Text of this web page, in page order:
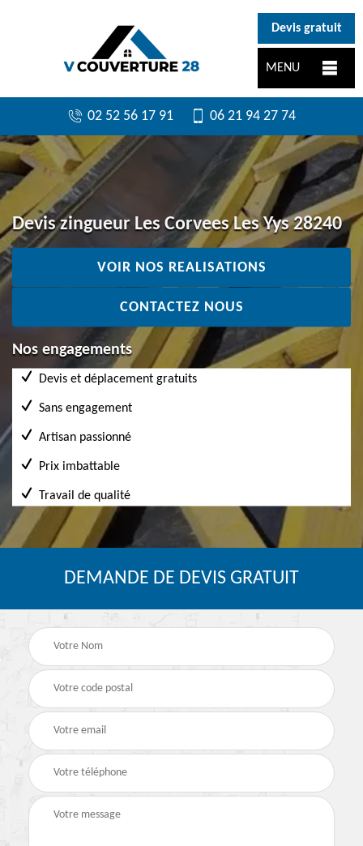
Devis gratuit
MENU
02 52 56 17 91 06 21 94 27 74
Devis zingueur Les Corvees Les Yys 28240
VOIR NOS REALISATIONS
CONTACTEZ NOUS
Nos engagements
Devis et déplacement gratuits
Sans engagement
Artisan passionné
Prix imbattable
Travail de qualité
DEMANDE DE DEVIS GRATUIT